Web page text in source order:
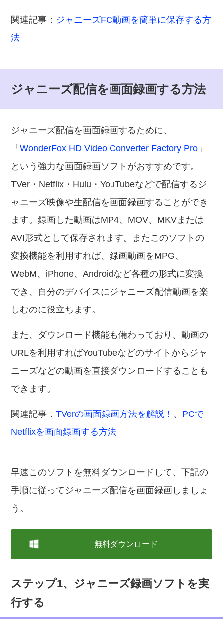
関連記事： ジャニーズFC動画を簡単に保存する方
法
ジャニーズ配信を画面録画する方法
ジャニーズ配信を画面録画するために、
「WonderFox HD Video Converter Factory Pro 」
という強力な画面録画ソフトがおすすめです。
TVer・Netflix・Hulu・YouTubeなどで配信するジ
ャニーズ映像や生配信を画面録画することができ
ます。録画した動画はMP4、MOV、MKVまたは
AVI形式として保存されます。またこのソフトの
変換機能を利用すれば、録画動画をMPG、
WebM、iPhone、Androidなど各種の形式に変換
でき、自分のデバイスにジャニーズ配信動画を楽
しむのに役立ちます。
また、ダウンロード機能も備わっており、動画の
URLを利用すればYouTubeなどのサイトからジャ
ニーズなどの動画を直接ダウンロードすることも
できます。
関連記事：TVerの画面録画方法を解説！ 、 PCで
Netflixを画面録画する方法
早速このソフトを無料ダウンロードして、下記の
手順に従ってジャニーズ配信を画面録画しましょ
う。
無料ダウンロード
ステップ1、ジャニーズ録画ソフトを実
行する